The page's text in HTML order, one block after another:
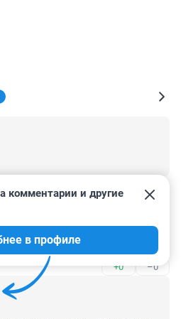
–0
посмотрят.
+0 –0
комментарии и другие
в профиле